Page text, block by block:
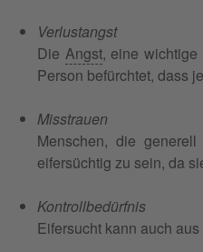
Verlustangst
Die Angst, eine wichtige
Person befürchtet, dass
Misstrauen
Menschen, die
eifersüchtig zu sein, da
Kontrollbedürfnis
Eifersucht kann auch